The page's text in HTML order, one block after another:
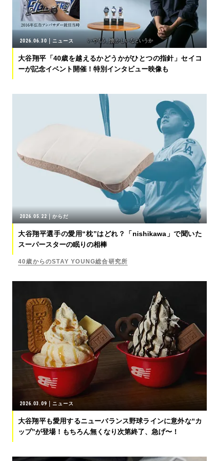
2026.06.30 ニュース
大谷翔平「40歳を越えるかどうかがひとつの指針」セイコ
ーが記念イベント開催！特別インタビュー映像も
2026.05.22 からだ
大谷翔平選手の愛用“枕”はどれ？「nishikawa」で聞いた
スーパースターの眠りの相棒
40歳からのSTAY YOUNG総合研究所
2026.03.09 ニュース
大谷翔平も愛用するニューバランス野球ラインに意外な“カ
ップ”が登場！もちろん無くなり次第終了、急げ〜！